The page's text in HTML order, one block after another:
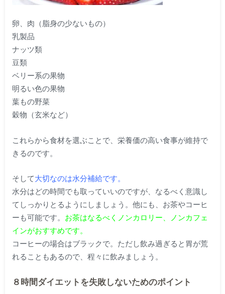
卵、肉（脂身の少ないもの）
乳製品
ナッツ類
豆類
ベリー系の果物
明るい色の果物
葉もの野菜
穀物（玄米など）
これらから食材を選ぶことで、栄養価の高い食事が維持で
きるのです。
そして大切なのは水分補給です。
水分はどの時間でも取っていいのですが、なるべく意識し
てしっかりとるようにしましょう。他にも、お茶やコーヒ
ーも可能です。 お茶はなるべくノンカロリー、ノンカフェ
インがおすすめです。
コーヒーの場合はブラックで。ただし飲み過ぎると胃が荒
れることもあるので、程々に飲みましょう。
８時間ダイエットを失敗しないためのポイント